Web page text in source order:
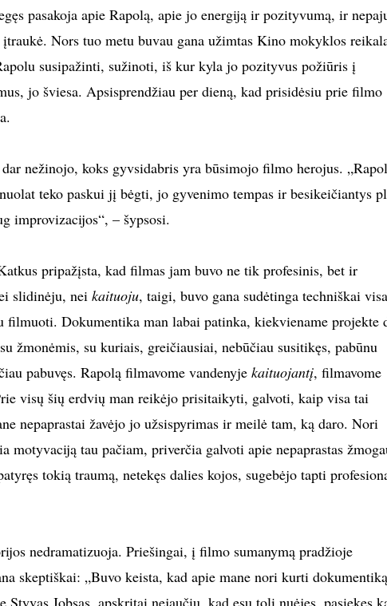
pasakoja apie Rapolą, apie jo energiją ir pozityvumą, ir
Nors tuo metu buvau gana užimtas Kino mokyklos
susipažinti, sužinoti, iš kur kyla jo pozityvus požiūris į
jo šviesa. Apsisprendžiau per dieną, kad prisidėsiu prie filmo
nežinojo, koks gyvsidabris yra būsimojo filmo herojus.
teko paskui jį bėgti, jo gyvenimo tempas ir besikeičiantys
improvizacijos“, – šypsosi.
pripažįsta, kad filmas jam buvo ne tik profesinis, bet ir
slidinėju, nei kaituoju, taigi, buvo gana sudėtinga techniškai
filmuoti. Dokumentika man labai patinka, kiekviename projekte
žmonėmis, su kuriais, greičiausiai, nebūčiau susitikęs, pabūnu
pabuvęs. Rapolą filmavome vandenyje kaituojantį, filmavome
visų šių erdvių man reikėjo prisitaikyti, galvoti, kaip visa tai
nepaprastai žavėjo jo užsispyrimas ir meilė tam, ką daro. Nori
motyvaciją tau pačiam, priverčia galvoti apie nepaprastas
tokią traumą, netekęs dalies kojos, sugebėjo tapti
nedramatizuoja. Priešingai, į filmo sumanymą pradžioje
skeptiškai: „Buvo keista, kad apie mane nori kurti